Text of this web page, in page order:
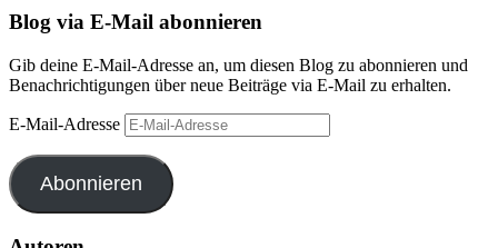
Blog via E-Mail abonnieren
Gib deine E-Mail-Adresse an, um diesen Blog zu abonnieren und
Benachrichtigungen über neue Beiträge via E-Mail zu erhalten.
E-Mail-Adresse
Abonnieren